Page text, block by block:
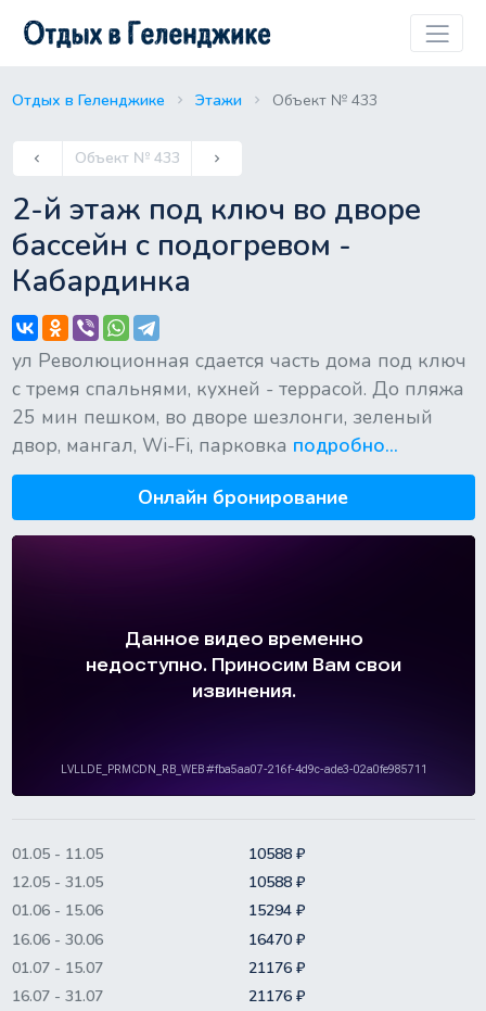
Отдых в Геленджике Этажи Объект № 433
keyboard_arrow_left
PreviousОбъект № 433 keyboard_arrow_right
2-й этаж под ключ во дворе
бассейн с подогревом -
Кабардинка
ул Революционная сдается часть дома под ключ
с тремя спальнями, кухней - террасой. До пляжа
25 мин пешком, во дворе шезлонги, зеленый
двор, мангал, Wi-Fi, парковка подробно...
Онлайн бронирование
01.05 - 11.05
10588 ₽
12.05 - 31.05
10588 ₽
01.06 - 15.06
15294 ₽
16.06 - 30.06
16470 ₽
01.07 - 15.07
21176 ₽
16.07 - 31.07
21176 ₽